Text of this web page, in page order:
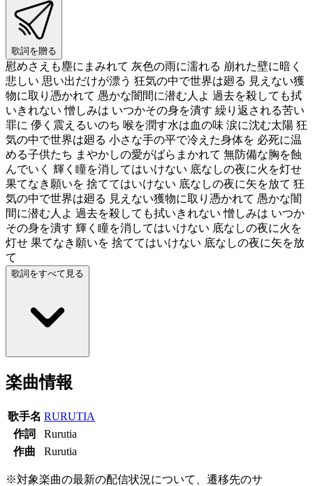
歌詞を贈る
慰めさえも塵にまみれて 灰色の雨に濡れる 崩れた壁に暗く
悲しい 思い出だけが漂う 狂気の中で世界は廻る 見えない獲
物に取り憑かれて 愚かな闇間に潜む人よ 過去を殺しても拭
いきれない 憎しみは いつかその身を潰す 繰り返される苦い
罪に 儚く震えるいのち 喉を潤す水は血の味 涙に沈む太陽 狂
気の中で世界は廻る 小さな手の平で冷えた身体を 必死に温
める子供たち まやかしの愛がばらまかれて 無防備な胸を蝕
んでいく 輝く瞳を消してはいけない 底なしの夜に火を灯せ
果てなき願いを 捨ててはいけない 底なしの夜に矢を放て 狂
気の中で世界は廻る 見えない獲物に取り憑かれて 愚かな闇
間に潜む人よ 過去を殺しても拭いきれない 憎しみは いつか
その身を潰す 輝く瞳を消してはいけない 底なしの夜に火を
灯せ 果てなき願いを 捨ててはいけない 底なしの夜に矢を放
て
歌詞をすべて見る
楽曲情報
歌手名 RURUTIA
作詞
Rurutia
作曲
Rurutia
※対象楽曲の最新の配信状況について、遷移先のサ